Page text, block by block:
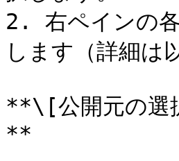
2. 右ペインの
します（詳細は
**\[公開元の選
**